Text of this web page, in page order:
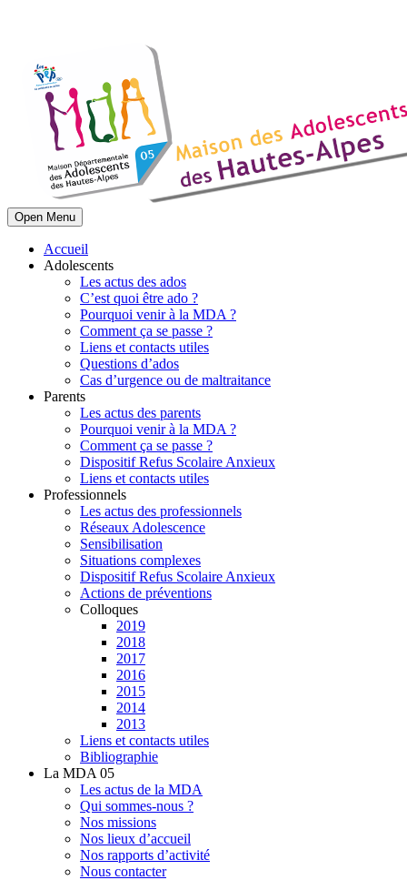
Open Menu
Accueil
Adolescents
Les actus des ados
C’est quoi être ado ?
Pourquoi venir à la MDA ?
Comment ça se passe ?
Liens et contacts utiles
Questions d’ados
Cas d’urgence ou de maltraitance
Parents
Les actus des parents
Pourquoi venir à la MDA ?
Comment ça se passe ?
Dispositif Refus Scolaire Anxieux
Liens et contacts utiles
Professionnels
Les actus des professionnels
Réseaux Adolescence
Sensibilisation
Situations complexes
Dispositif Refus Scolaire Anxieux
Actions de préventions
Colloques
2019
2018
2017
2016
2015
2014
2013
Liens et contacts utiles
Bibliographie
La MDA 05
Les actus de la MDA
Qui sommes-nous ?
Nos missions
Nos lieux d’accueil
Nos rapports d’activité
Nous contacter